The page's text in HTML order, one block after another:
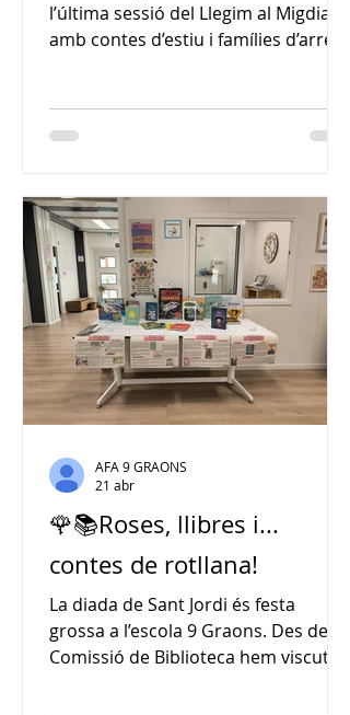
l’última sessió del Llegim al Migdia,
amb contes d’estiu i famílies d’arreu
🧒 A Infantil: històries d’estiu A EI4
ben diferents: un cocodril molt
especial que no suporta l’aigua (El
cocodril a qui no li agradava l’aigua) i
un gatet que descobreix que les
vacances poden ser moltes coses
diferents
🌹📚Roses, llibres i...
contes de rotllana!
La diada de Sant Jordi és festa
grossa a l’escola 9 Graons. Des de la
Comissió de Biblioteca hem viscut
AFA 9 GRAONS
21 abr